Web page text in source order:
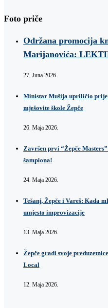
Foto priče
Održana promocija
Marijanovića:
27. Juna 2026.
Ministar Mušija upriličio
mješovite škole Žepče
26. Maja 2026.
Završen prvi “Žepče
šampiona!
24. Maja 2026.
Tešanj, Žepče i Vareš: Kada
umjesto improvizacije
13. Maja 2026.
Žepče gradi svoje
Local
12. Maja 2026.